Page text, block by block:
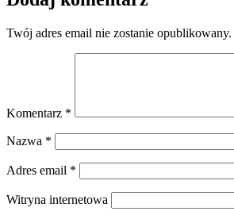
Twój adres email nie zostanie opublikowany.
Komentarz *
Nazwa *
Adres email *
Witryna internetowa